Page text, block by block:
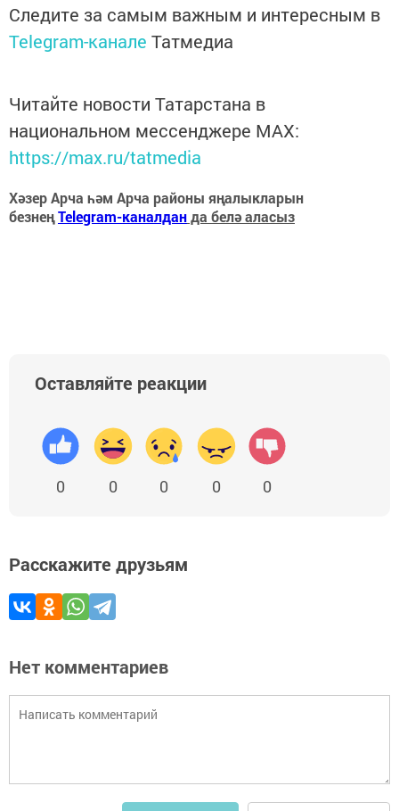
Следите за самым важным и интересным в
Telegram-канале Татмедиа
Читайте новости Татарстана в
национальном мессенджере MАХ:
https://max.ru/tatmedia
Хәзер Арча һәм Арча районы яңалыкларын
безнеңTelegram-каналданда белә аласыз
Оставляйте реакции
0 0 0 0 0
Расскажите друзьям
Нет комментариев